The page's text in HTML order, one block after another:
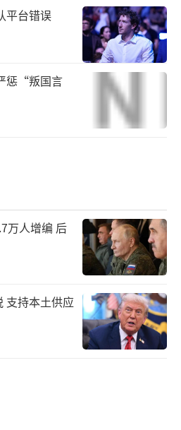
平台错误
惩“叛国言
万人增编 后
支持本土供应